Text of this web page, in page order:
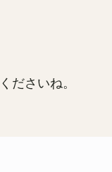
ださいね。